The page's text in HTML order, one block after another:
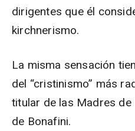
dirigentes que él
kirchnerismo.
La misma sensación
del “cristinismo” más
titular de las Madres de
de Bonafini.